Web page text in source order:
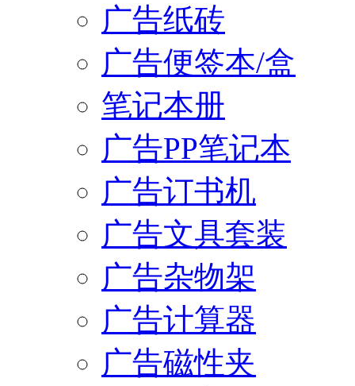
广告纸砖
广告便签本/盒
笔记本册
广告PP笔记本
广告订书机
广告文具套装
广告杂物架
广告计算器
广告磁性夹